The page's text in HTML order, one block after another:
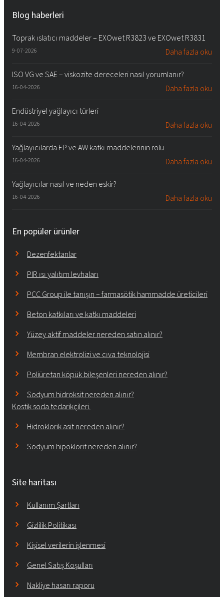
Blog haberleri
Toprak ıslatıcı maddeler – EXOwet R3823 ve EXOwet R3831
9-07-2026 Daha fazla oku
ISO VG ve SAE – viskozite dereceleri nasıl yorumlanır?
16-04-2026 Daha fazla oku
Endüstriyel yağlayıcı türleri
16-04-2026 Daha fazla oku
Yağlayıcılarda EP ve AW katkı maddelerinin rolü
16-04-2026 Daha fazla oku
Yağlayıcılar nasıl ve neden eskir?
16-04-2026 Daha fazla oku
En popüler ürünler
Dezenfektanlar
PIR ısı yalıtım levhaları
PCC Group ile tanışın – farmasötik hammadde üreticileri
Beton katkıları ve katkı maddeleri
Yüzey aktif maddeler nereden satın alınır?
Membran elektrolizi ve cıva teknolojisi
Poliüretan köpük bileşenleri nereden alınır?
Sodyum hidroksit nereden alınır?
Kostik soda tedarikçileri.
Hidroklorik asit nereden alınır?
Sodyum hipoklorit nereden alınır?
Site haritası
Kullanım Şartları
Gizlilik Politikası
Kişisel verilerin işlenmesi
Genel Satış Koşulları
Nakliye hasarı raporu